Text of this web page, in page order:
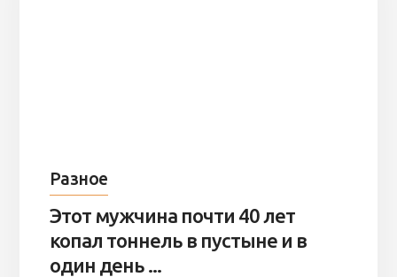
Разное
Этот мужчина почти 40 лет
копал тоннель в пустыне и в
один день ...